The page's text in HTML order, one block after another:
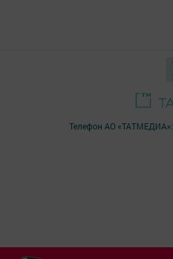
Телефон АО «ТАТМЕДИА»: